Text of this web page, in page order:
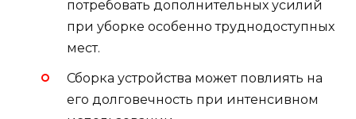
потребовать дополнительных усилий
при уборке особенно труднодоступных
мест.
Сборка устройства может повлиять на
его долговечность при интенсивном